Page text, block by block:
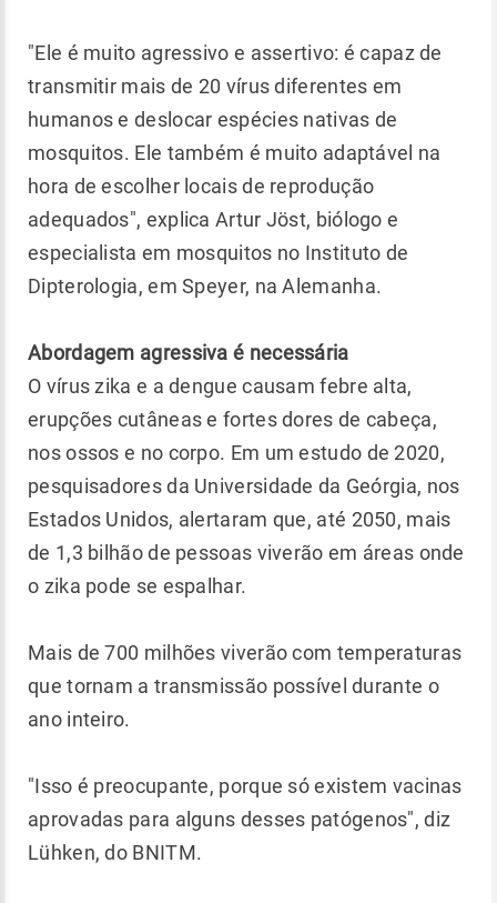
"Ele é muito agressivo e assertivo: é capaz de
transmitir mais de 20 vírus diferentes em
humanos e deslocar espécies nativas de
mosquitos. Ele também é muito adaptável na
hora de escolher locais de reprodução
adequados", explica Artur Jöst, biólogo e
especialista em mosquitos no Instituto de
Dipterologia, em Speyer, na Alemanha.
Abordagem agressiva é necessária
O vírus zika e a dengue causam febre alta,
erupções cutâneas e fortes dores de cabeça,
nos ossos e no corpo. Em um estudo de 2020,
pesquisadores da Universidade da Geórgia, nos
Estados Unidos, alertaram que, até 2050, mais
de 1,3 bilhão de pessoas viverão em áreas onde
o zika pode se espalhar.
Mais de 700 milhões viverão com temperaturas
que tornam a transmissão possível durante o
ano inteiro.
"Isso é preocupante, porque só existem vacinas
aprovadas para alguns desses patógenos", diz
Lühken, do BNITM.